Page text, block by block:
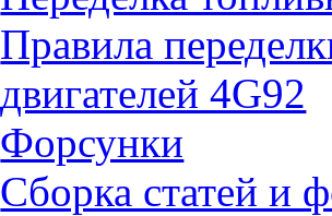
Правила
двигателей 4G92
Форсунки
Сборка статей и